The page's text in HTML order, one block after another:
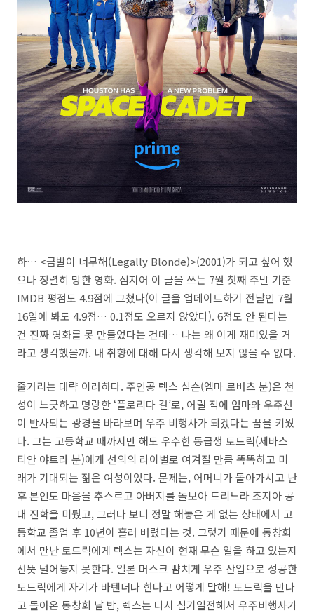
하… <금발이 너무해(Legally Blonde)>(2001)가 되고 싶어 했
으나 장렬히 망한 영화. 심지어 이 글을 쓰는 7월 첫째 주말 기준
IMDB 평점도 4.9점에 그쳤다(이 글을 업데이트하기 전날인 7월
16일에 봐도 4.9점… 0.1점도 오르지 않았다). 6점도 안 된다는
건 진짜 영화를 못 만들었다는 건데… 나는 왜 이게 재미있을 거
라고 생각했을까. 내 취향에 대해 다시 생각해 보지 않을 수 없다.
줄거리는 대략 이러하다. 주인공 렉스 심슨(엠마 로버츠 분)은 천
성이 느긋하고 명랑한 ‘플로리다 걸’로, 어릴 적에 엄마와 우주선
이 발사되는 광경을 바라보며 우주 비행사가 되겠다는 꿈을 키웠
다. 그는 고등학교 때까지만 해도 우수한 동급생 토드릭(세바스
티안 야트라 분)에게 선의의 라이벌로 여겨질 만큼 똑똑하고 미
래가 기대되는 젊은 여성이었다. 문제는, 어머니가 돌아가시고 난
후 본인도 마음을 추스르고 아버지를 돌보아 드리느라 조지아 공
대 진학을 미뤘고, 그러다 보니 정말 해놓은 게 없는 상태에서 고
등학교 졸업 후 10년이 흘러 버렸다는 것. 그렇기 때문에 동창회
에서 만난 토드릭에게 렉스는 자신이 현재 무슨 일을 하고 있는지
선뜻 털어놓지 못한다. 일론 머스크 뺨치게 우주 산업으로 성공한
토드릭에게 자기가 바텐더나 한다고 어떻게 말해! 토드릭을 만나
고 돌아온 동창회 날 밤, 렉스는 다시 심기일전해서 우주비행사가